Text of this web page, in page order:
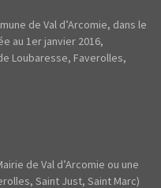
de Val d’Arcomie, dans le
au 1er janvier 2016,
Loubaresse, Faverolles,
de Val d’Arcomie ou une
Saint Just, Saint Marc)